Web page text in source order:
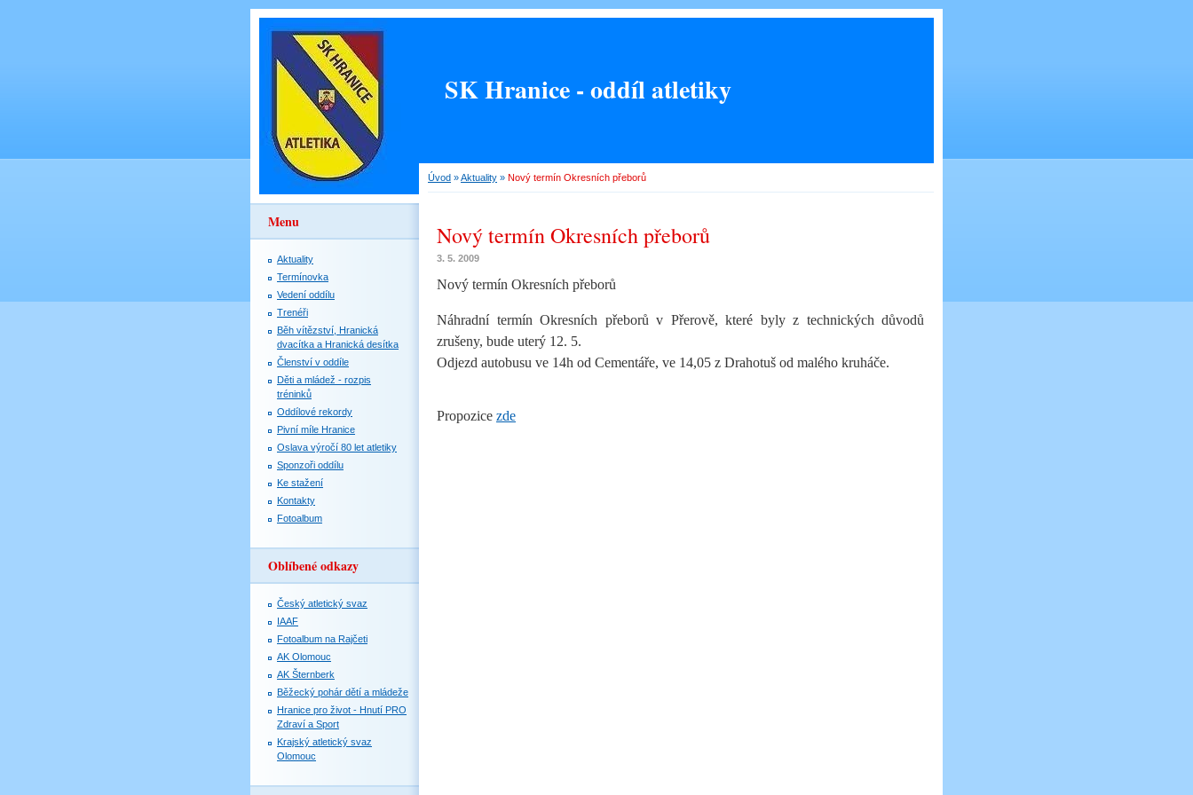
SK Hranice - oddíl atletiky
Úvod »Aktuality » Nový termín Okresních přeborů
Nový termín Okresních přeborů
3. 5. 2009
Nový termín Okresních přeborů
Náhradní termín Okresních přeborů v Přerově, které byly z technických důvodů
zrušeny, bude uterý 12. 5.
Odjezd autobusu ve 14h od Cementáře, ve 14,05 z Drahotuš od malého kruháče.
Propozice zde
Menu
Aktuality
Termínovka
Vedení oddílu
Trenéři
Běh vítězství, Hranická
dvacítka a Hranická desítka
Členství v oddíle
Děti a mládež - rozpis
tréninků
Oddílové rekordy
Pivní míle Hranice
Oslava výročí 80 let atletiky
Sponzoři oddílu
Ke stažení
Kontakty
Fotoalbum
Oblíbené odkazy
Český atletický svaz
IAAF
Fotoalbum na Rajčeti
AK Olomouc
AK Šternberk
Běžecký pohár dětí a mládeže
Hranice pro život - Hnutí PRO
Zdraví a Sport
Krajský atletický svaz
Olomouc